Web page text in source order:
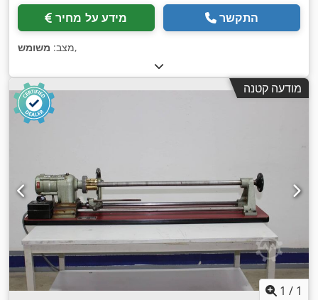
מידע על מחיר התקשר
מצב: משומש ,
מודעה קטנה
1 / 1